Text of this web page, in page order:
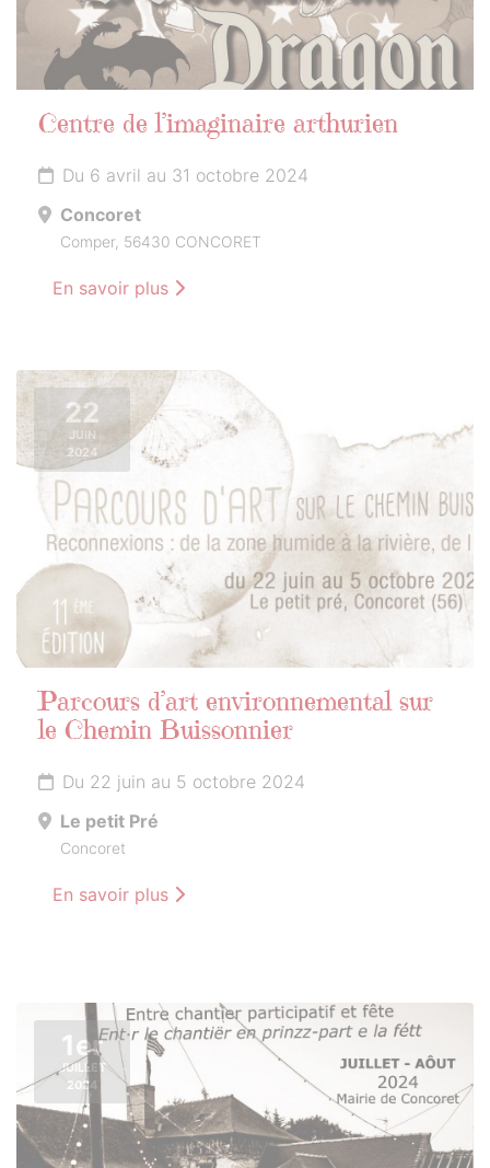
Centre de l’imaginaire arthurien
Du 6 avril au 31 octobre 2024
Concoret
Comper, 56430 CONCORET
En savoir plus
22
JUIN
2024
Parcours d’art environnemental sur
le Chemin Buissonnier
Du 22 juin au 5 octobre 2024
Le petit Pré
Concoret
En savoir plus
1er
JUILLET
2024